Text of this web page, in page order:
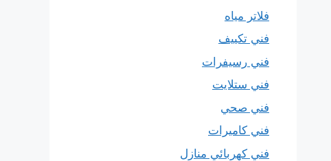
فلاتر مياه
فني تكييف
فني رسيفرات
فني ستلايت
فني صحي
فني كاميرات
فني كهربائي منازل